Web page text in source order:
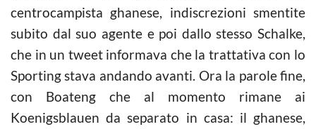
centrocampista ghanese, indiscrezioni smentite
subito dal suo agente e poi dallo stesso Schalke,
che in un tweet informava che la trattativa con lo
Sporting stava andando avanti. Ora la parole fine,
con Boateng che al momento rimane ai
Koenigsblauen da separato in casa: il ghanese,